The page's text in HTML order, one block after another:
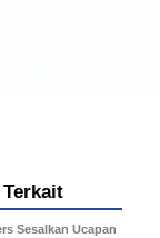
Sesalkan Ucapan